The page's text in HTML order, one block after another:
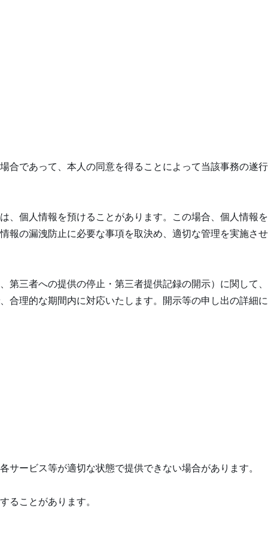
であって、本人の同意を得ることによって当該事務の遂行
、個人情報を預けることがあります。この場合、個人情報を
報の漏洩防止に必要な事項を取決め、適切な管理を実施させ
三者への提供の停止・第三者提供記録の開示）に関して、
合理的な期間内に対応いたします。開示等の申し出の詳細に
ービス等が適切な状態で提供できない場合があります。
ことがあります。